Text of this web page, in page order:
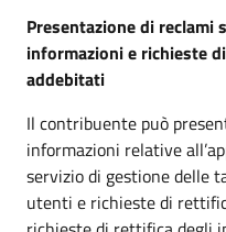
Presentazione di
informazioni e richieste
addebitati
Il contribuente può
informazioni relative
servizio di gestione delle
utenti e richieste di